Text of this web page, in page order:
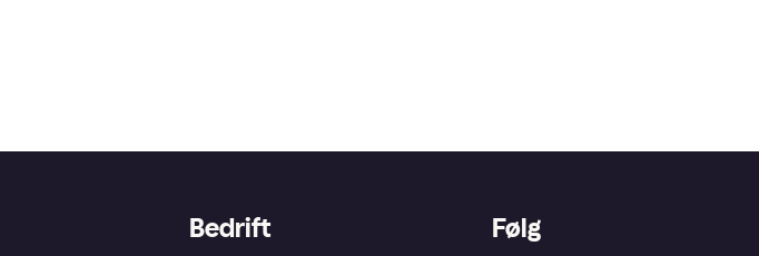
Bedrift Følg